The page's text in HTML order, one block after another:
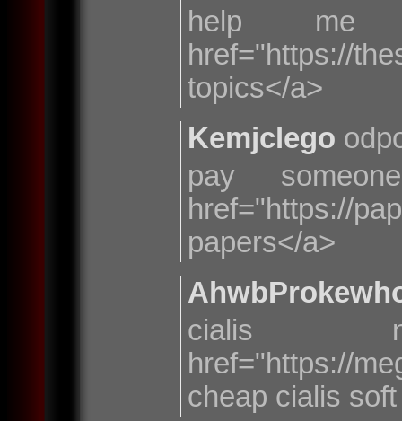
help
href="https://
topics</a>
Kemjclego
pay
href="https://
papers</a>
cialis
href="https://
cheap cialis